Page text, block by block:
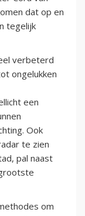
dat op en
tegelijk
verbeterd
ongelukken
een
Ook
te zien
pal naast
om